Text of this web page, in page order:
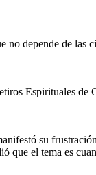
depende de las
Espirituales de
su
que el tema es